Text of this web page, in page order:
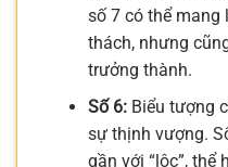
số 7 có thể
thách, nhưng
trưởng thành.
Số 6:Biểu tượng
sự thịnh vượng.
gần với “lộc”, thể